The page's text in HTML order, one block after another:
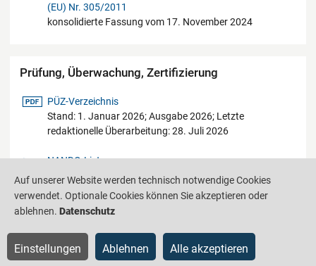
(EU) Nr. 305/2011
konsolidierte Fassung vom 17. November 2024
Prüfung, Überwachung, Zertifizierung
pdf-Datei
PÜZ-Verzeichnis
Stand: 1. Januar 2026; Ausgabe 2026; Letzte
redaktionelle Überarbeitung: 28. Juli 2026
NANDO-Liste
Stand: tagesaktuell
Barrierefreiheit Datenschutz Impressum Sitemap
Auf unserer Website werden technisch notwendige Cookies
verwendet. Optionale Cookies können Sie akzeptieren oder
ablehnen. Datenschutz
Einstellungen Ablehnen Alle akzeptieren